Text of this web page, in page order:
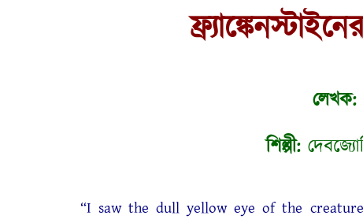
লেখক:
শিল্পী:
“I saw the dull yellow eye of the